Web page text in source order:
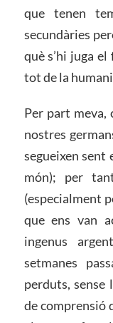
que tenen
secundàries
què s’hi juga
tot de la
Per part meva,
nostres
segueixen sent
món); per
(especialment
que ens van
ingenus
setmanes
perduts, sense
de comprensió